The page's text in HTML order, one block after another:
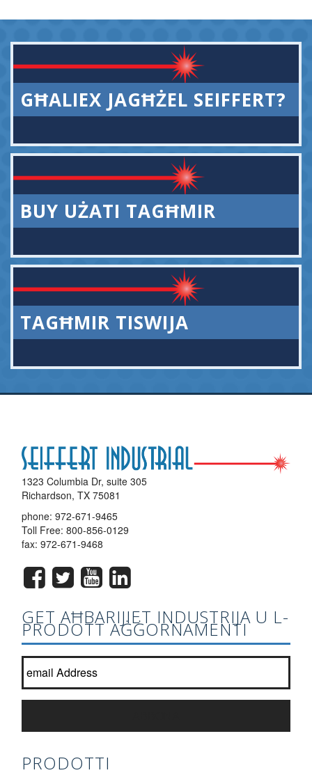
GĦALIEX JAGĦŻEL SEIFFERT?
BUY UŻATI TAGĦMIR
TAGĦMIR TISWIJA
1323 Columbia Dr, suite 305
Richardson, TX 75081
phone: 972-671-9465
Toll Free: 800-856-0129
fax: 972-671-9468
GET AĦBARIJIET INDUSTRIJA U L-
PRODOTT AĠĠORNAMENTI
Ingħaqad lista newsletter tagħna? *
PRODOTTI